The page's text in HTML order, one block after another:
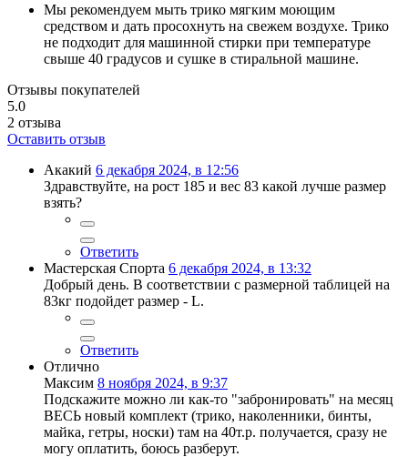
Мы рекомендуем мыть трико мягким моющим
средством и дать просохнуть на свежем воздухе. Трико
не подходит для машинной стирки при температуре
свыше 40 градусов и сушке в стиральной машине.
Отзывы покупателей
5.0
2 отзыва
Оставить отзыв
Акакий 6 декабря 2024, в 12:56
Здравствуйте, на рост 185 и вес 83 какой лучше размер
взять?
Ответить
Мастерская Спорта 6 декабря 2024, в 13:32
Добрый день. В соответствии с размерной таблицей на
83кг подойдет размер - L.
Ответить
Отлично
Максим 8 ноября 2024, в 9:37
Подскажите можно ли как-то "забронировать" на месяц
ВЕСЬ новый комплект (трико, наколенники, бинты,
майка, гетры, носки) там на 40т.р. получается, сразу не
могу оплатить, боюсь разберут.